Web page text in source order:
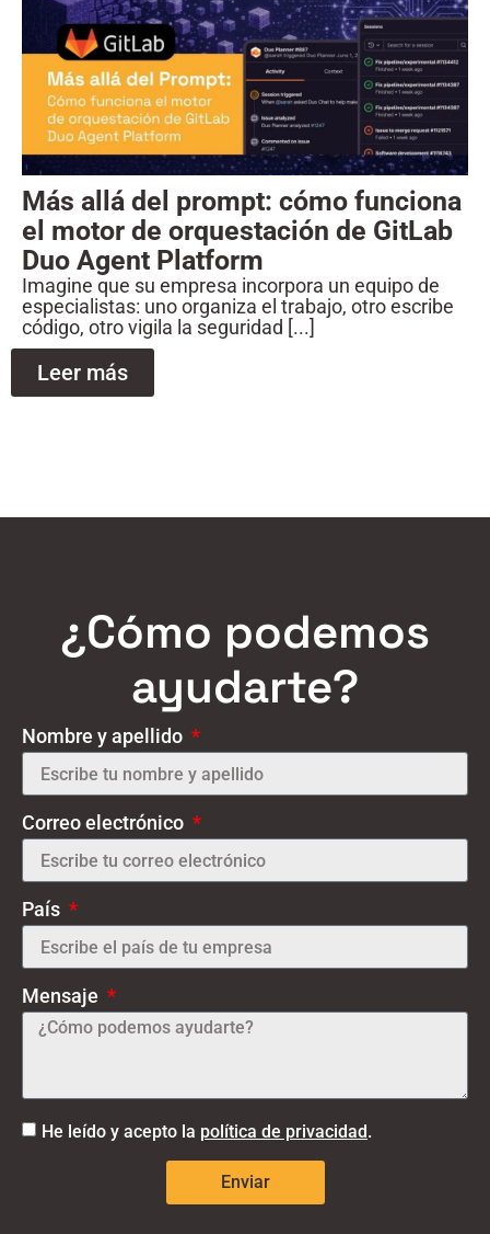
Más allá del prompt: cómo funciona
el motor de orquestación de GitLab
Duo Agent Platform
Imagine que su empresa incorpora un equipo de
especialistas: uno organiza el trabajo, otro escribe
código, otro vigila la seguridad [...]
Leer más
¿Cómo podemos
ayudarte?
Nombre y apellido
Correo electrónico
País
Mensaje
He leído y acepto la política de privacidad.
Enviar